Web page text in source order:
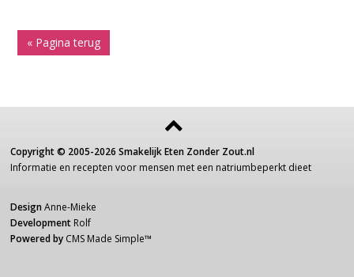
« Pagina terug
Copyright © 2005-2026 Smakelijk Eten Zonder Zout.nl
Informatie en recepten voor mensen met een natriumbeperkt dieet
Design Anne-Mieke
Development Rolf
Powered by CMS Made Simple™